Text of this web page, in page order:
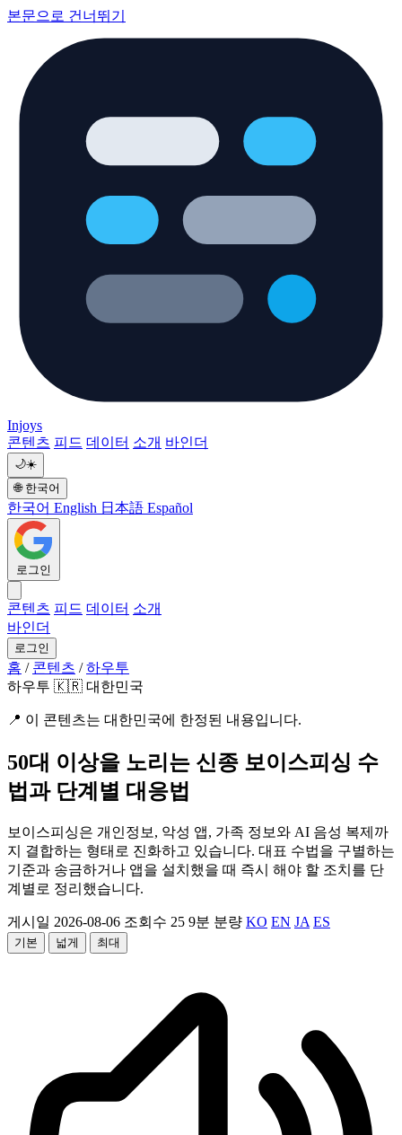
본문으로 건너뛰기
Injoys
콘텐츠 피드 데이터 소개 바인더
🌙☀️
🌐 한국어
한국어 English 日本語 Español
로그인
콘텐츠 피드 데이터 소개
바인더
로그인
홈 / 콘텐츠 / 하우투
하우투 🇰🇷 대한민국
📍 이 콘텐츠는 대한민국에 한정된 내용입니다.
50대 이상을 노리는 신종 보이스피싱 수
법과 단계별 대응법
보이스피싱은 개인정보, 악성 앱, 가족 정보와 AI 음성 복제까
지 결합하는 형태로 진화하고 있습니다. 대표 수법을 구별하는
기준과 송금하거나 앱을 설치했을 때 즉시 해야 할 조치를 단
계별로 정리했습니다.
게시일 2026-08-06 조회수 25 9분 분량 KO EN JA ES
기본 넓게 최대